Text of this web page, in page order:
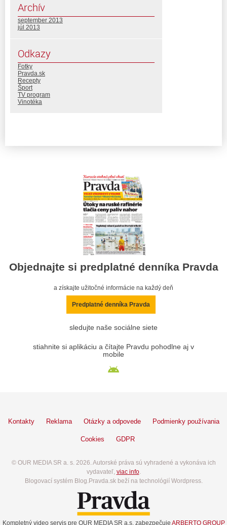
Archív
september 2013
júl 2013
Odkazy
Fotky
Pravda.sk
Recepty
Šport
TV program
Vinotéka
Objednajte si predplatné denníka Pravda
a získajte užitočné informácie na každý deň
Predplatné denníka Pravda
sledujte naše sociálne siete
stiahnite si aplikáciu a čítajte Pravdu pohodlne aj v
mobile
Kontakty Reklama Otázky a odpovede Podmienky používania
Cookies GDPR
© OUR MEDIA SR a. s. 2026. Autorské práva sú vyhradené a vykonáva ich
vydavateľ, viac info.
Blogovací systém Blog.Pravda.sk beží na technológií Wordpress.
Kompletný video servis pre OUR MEDIA SR a.s. zabezpečuje ARBERTO GROUP